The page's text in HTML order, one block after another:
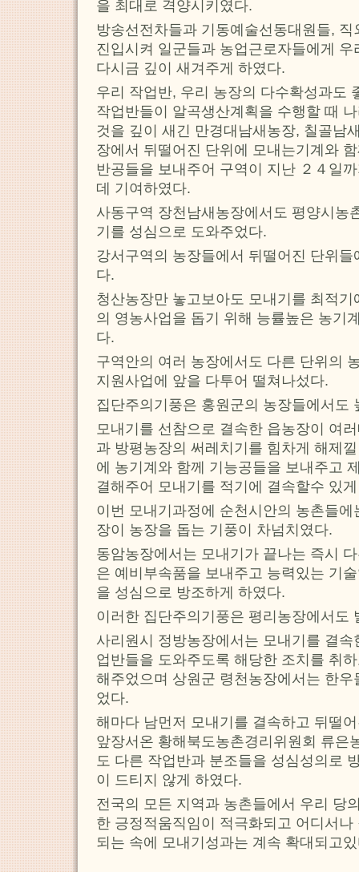
을 최대로 격양시키였다.
방송선전차들과 기동예술선동대원들,
진입시켜 일군들과 농업근로자들에게
다시금 깊이 새겨주게 하였다.
우리 작업반, 우리 농장의 다수확성과도
작업반들이 알곡생산계획을 수행할 때
것을 깊이 새긴 만경대남새농장, 칠골남
장에서 뒤떨어진 단위에 모내는기계와
반공들을 보내주어 구역이 지난 ２４일
데 기여하였다.
사동구역 장천남새농장에서도 평양시농
기를 성심으로 도와주었다.
강서구역의 농장들에서 뒤떨어진 단위
다.
청산농장만 놓고보아도 모내기를 최적
의 영농사업을 돕기 위해 능률높은 농기
다.
구역안의 여러 농장에서도 다른 단위의
지원사업에 앞을 다투어 떨쳐나섰다.
집단주의기풍은 홍원군의 농장들에서도
모내기를 선참으로 결속한 읍농장이 여
과 방평농장의 써레치기를 힘차게 해제
에 농기계와 함께 기능공들을 보내주고
결해주어 모내기를 적기에 결속할수 있
이번 모내기과정에 순천시안의 농촌들
장이 농장을 돕는 기풍이 차넘치였다.
동암농장에서는 모내기가 끝나는 즉시
은 예비부속품을 보내주고 능력있는 기
을 성심으로 방조하게 하였다.
이러한 집단주의기풍은 평리농장에서도
사리원시 정방농장에서는 모내기를 결
업반들을 도와주도록 해당한 조치를 취
해주었으며 상원군 령천농장에서는 한
었다.
해마다 남먼저 모내기를 결속하고 뒤떨
앞장서온 황해북도농촌경리위원회 류은
도 다른 작업반과 분조들을 성심성의로
이 드티지 않게 하였다.
전국의 모든 지역과 농촌들에서 우리 당
한 긍정적움직임이 적극화되고 어디서
되는 속에 모내기성과는 계속 확대되고